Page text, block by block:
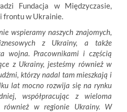
Fundacja w Międzyczasie,
frontu w Ukrainie.
wspieramy naszych znajomych,
z Ukrainy, a także
wojna. Pracownikami i częścią
z Ukrainy, jesteśmy również w
którzy nadal tam mieszkają i
lat mocno rozwija się na rynku
współpracując z wieloma
również w regionie Ukrainy. W